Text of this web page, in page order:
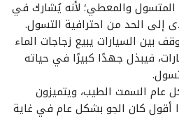
المتسول والمعطي؛ لأنه يُشارك في
إلى الحد من احترافية التسول.
بين السيارات يبيع زجاجات الماء
فيبذل جهدًا كبيرًا في حياته
عام السمت الطيب، ويتميزون
أقول كان الجو بشكل عام في غاية